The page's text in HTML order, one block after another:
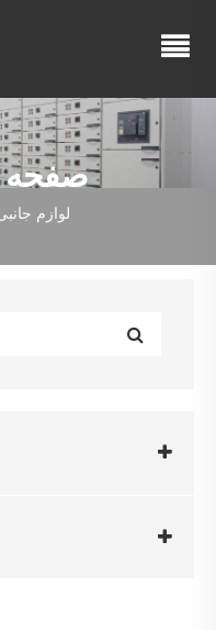
لوازم